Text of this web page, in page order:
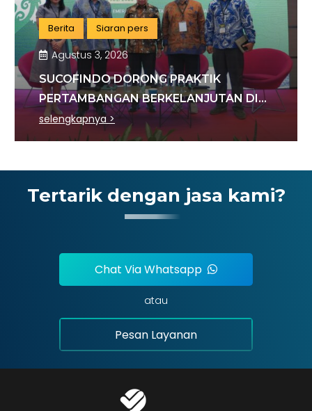
Berita Siaran pers
Agustus 3, 2026
SUCOFINDO DORONG PRAKTIK
PERTAMBANGAN BERKELANJUTAN DI
SEKTOR BATU BARA
selengkapnya >
Tertarik dengan jasa kami?
Chat Via Whatsapp
atau
Pesan Layanan